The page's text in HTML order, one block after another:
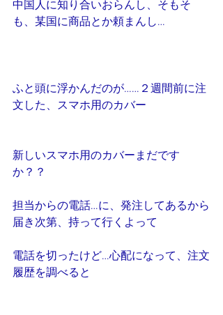
中国人に知り合いおらんし、そもそ
も、某国に商品とか頼まんし…
ふと頭に浮かんだのが……２週間前に注
文した、スマホ用のカバー
新しいスマホ用のカバーまだです
か？？
担当からの電話…に、発注してあるから
届き次第、持って行くよって
電話を切ったけど…心配になって、注文
履歴を調べると